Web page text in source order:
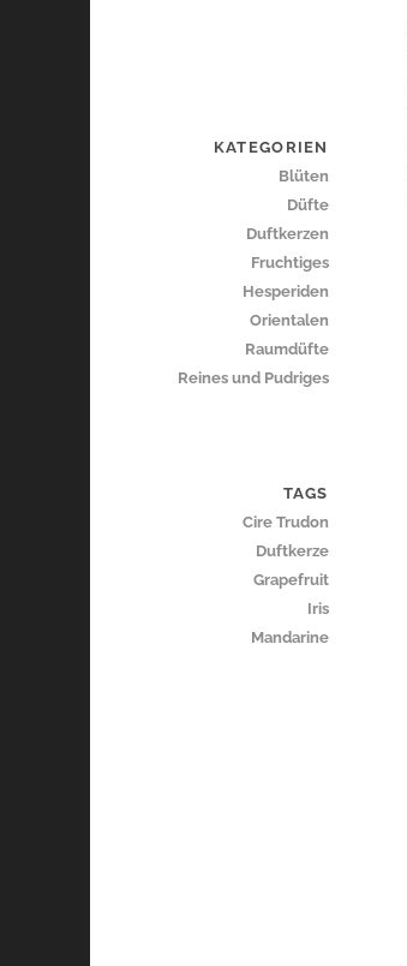
KATEGORIEN
Blüten
Düfte
Duftkerzen
Fruchtiges
Hesperiden
Orientalen
Raumdüfte
Reines und Pudriges
TAGS
Cire Trudon
Duftkerze
Grapefruit
Iris
Mandarine